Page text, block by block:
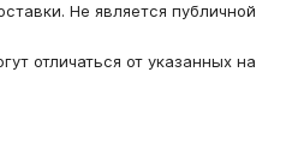
Не является публичной
отличаться от указанных на